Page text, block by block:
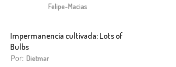
Felipe-Macias
Impermanencia cultivada: Lots of
Bulbs
Por: Dietmar